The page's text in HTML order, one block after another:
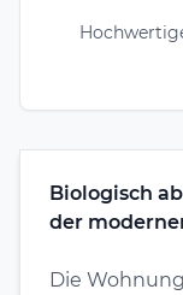
Biologisch
der
Die